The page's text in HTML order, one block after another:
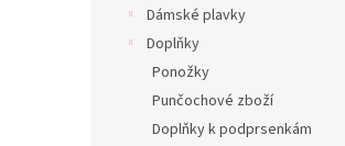
Dámské plavky
Doplňky
Ponožky
Punčochové zboží
Doplňky k podprsenkám